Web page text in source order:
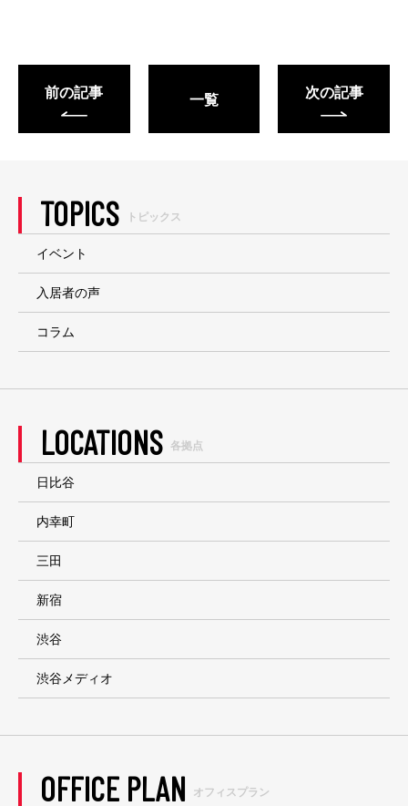
前の記事 一覧 次の記事
TOPICS トピックス
イベント
入居者の声
コラム
LOCATIONS 各拠点
日比谷
内幸町
三田
新宿
渋谷
渋谷メディオ
OFFICE PLAN オフィスプラン